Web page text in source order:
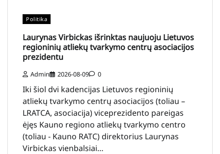
Politika
Laurynas Virbickas išrinktas naujuoju Lietuvos
regioninių atliekų tvarkymo centrų asociacijos
prezidentu
Admin 2026-08-09 0
Iki šiol dvi kadencijas Lietuvos regioninių
atliekų tvarkymo centrų asociacijos (toliau –
LRATCA, asociacija) viceprezidento pareigas
ėjęs Kauno regiono atliekų tvarkymo centro
(toliau - Kauno RATC) direktorius Laurynas
Virbickas vienbalsiai…